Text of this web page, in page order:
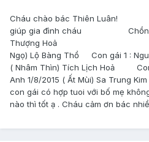
Cháu chào bác Thiên
giúp gia đình cháu Chồng
Thượng Hoả Vợ
Ngọ) Lộ Bàng Thổ Con gái 1 :
( Nhâm Thìn) Tích Lịch Hoả Con
Anh 1/8/2015 ( Ất Mùi) Sa
con gái có hợp tuoi với bố mẹ
nào thì tốt ạ . Cháu cảm ơn bác